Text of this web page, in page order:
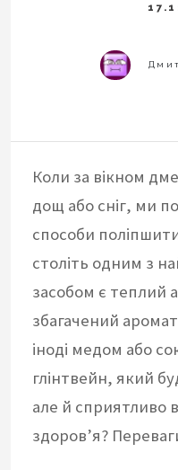
Коли за вікном
дощ або сніг, ми
способи
століть одним з
засобом є теплий
збагачений
іноді медом або
глінтвейн, який
але й сприятливо
здоров’я?